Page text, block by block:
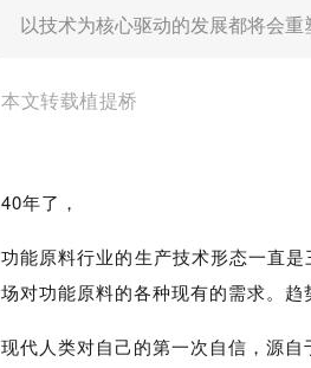
以技术为核心驱动的发展都将会重
本文转载植提桥
40年了，
功能原料行业的生产技术形态一直
场对功能原料的各种现有的需求。趋
现代人类对自己的第一次自信，源